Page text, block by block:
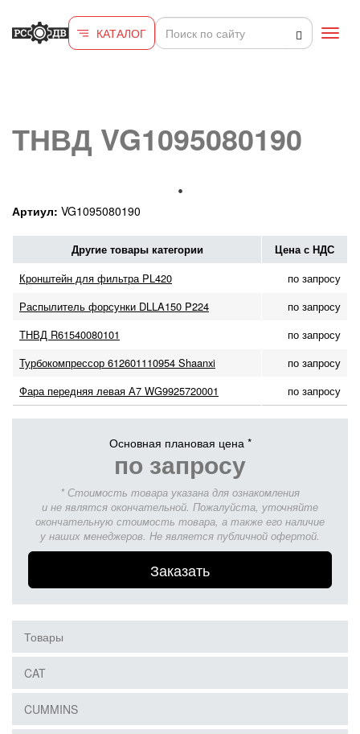
КАТАЛОГ
ТНВД VG1095080190
Артиул: VG1095080190
Другие товары категории Цена с НДС
Кронштейн для фильтра PL420
по запросу
Распылитель форсунки DLLA150 P224
по запросу
ТНВД R61540080101
по запросу
Турбокомпрессор 612601110954 Shaanxi
по запросу
Фара передняя левая А7 WG9925720001
по запросу
Основная плановая цена *
по запросу
* Стоимость товара указана для ознакомления
и не являтся окончательной. Пожалуйста, уточняйте
окончательную стоимость товара, а также его наличие
у наших менеджеров. Не является публичной офертой.
Заказать
Товары
CAT
CUMMINS